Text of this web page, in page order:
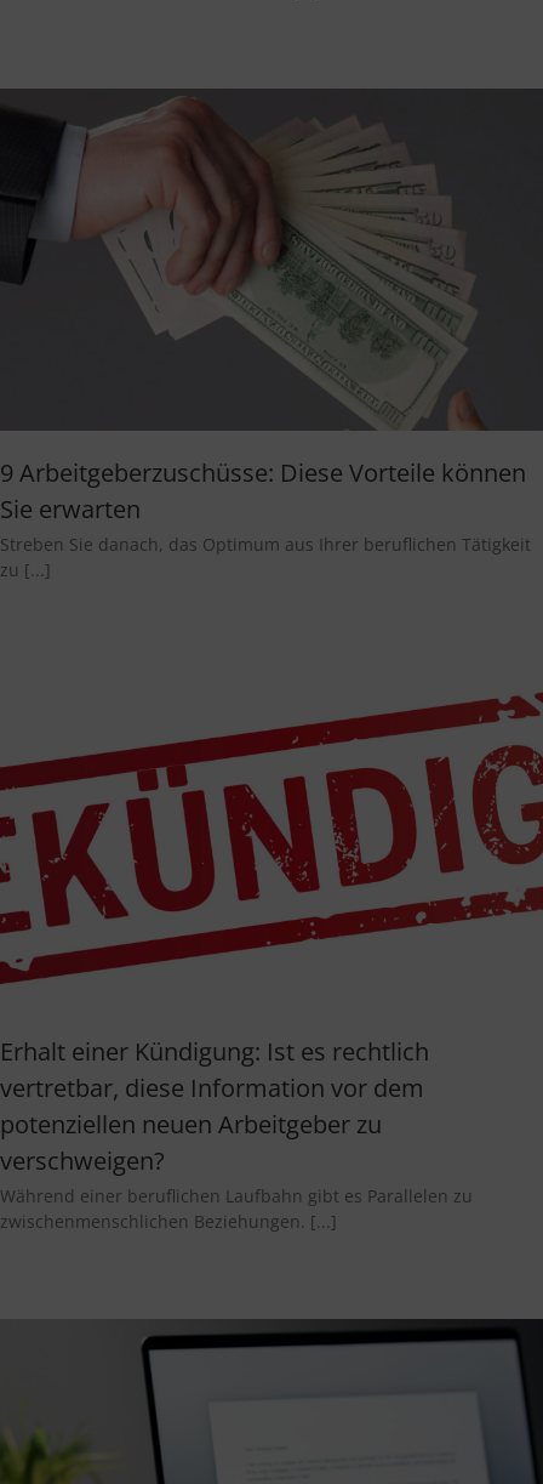
9 Arbeitgeberzuschüsse: Diese Vorteile können
Sie erwarten
Streben Sie danach, das Optimum aus Ihrer beruflichen Tätigkeit
zu [...]
Erhalt einer Kündigung: Ist es rechtlich
vertretbar, diese Information vor dem
potenziellen neuen Arbeitgeber zu
verschweigen?
Während einer beruflichen Laufbahn gibt es Parallelen zu
zwischenmenschlichen Beziehungen. [...]